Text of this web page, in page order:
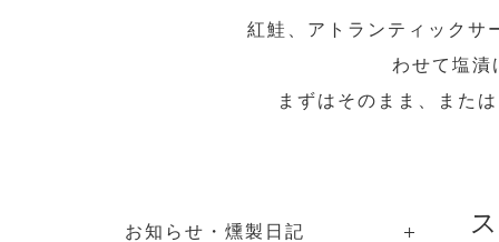
紅鮭、アトランティックサ
わせて塩漬
まずはそのまま、また
お知らせ・燻製日記